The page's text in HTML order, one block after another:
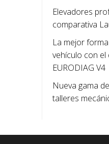
Elevadores
comparativa
La mejor
vehículo con el
EURODIAG V4
Nueva gama
talleres